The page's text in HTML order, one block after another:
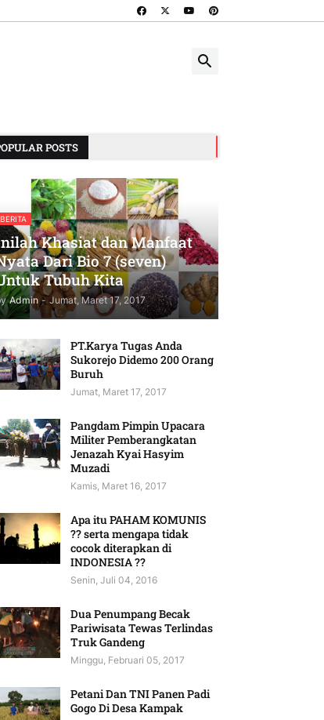
POSTS
BERITA
Khasiat dan Manfaat
Dari Bio 7 (seven)
Tubuh Kita
Admin - Jumat, Maret 17, 2017
PT.Karya Tugas Anda
Sukorejo Didemo 200 Orang
Buruh
Jumat, Maret 17, 2017
Pangdam Pimpin Upacara
Militer Pemberangkatan
Jenazah Kyai Hasyim
Muzadi
Kamis, Maret 16, 2017
Apa itu PAHAM KOMUNIS
?? serta mengapa tidak
cocok diterapkan di
INDONESIA ??
Senin, Juli 04, 2016
Dua Penumpang Becak
Pariwisata Tewas Terlindas
Truk Gandeng
Minggu, Februari 05, 2017
Petani Dan TNI Panen Padi
Gogo Di Desa Kampak